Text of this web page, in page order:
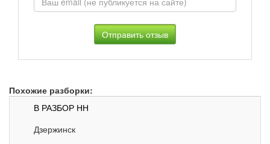
Похожие разборки:
В РАЗБОР НН
Дзержинск